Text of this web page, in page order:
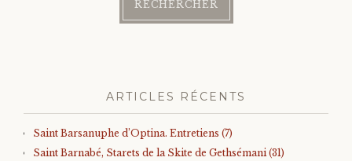
ARTICLES RÉCENTS
Saint Barsanuphe d’Optina. Entretiens (7)
Saint Barnabé, Starets de la Skite de Gethsémani (31)